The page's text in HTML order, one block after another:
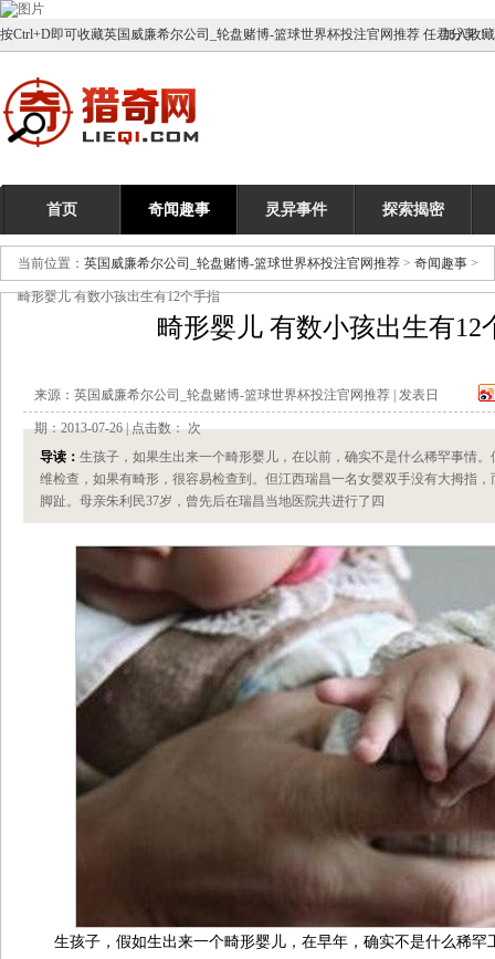
按Ctrl+D即可收藏英国威廉希尔公司_轮盘赌博-篮球世界杯投注官网推荐 任君分享！
加入收藏
首页 奇闻趣事 灵异事件 探索揭密
当前位置： 英国威廉希尔公司_轮盘赌博-篮球世界杯投注官网推荐 > 奇闻趣事 >
畸形婴儿 有数小孩出生有12个手指
畸形婴儿 有数小孩出生有12
来源：英国威廉希尔公司_轮盘赌博-篮球世界杯投注官网推荐 | 发表日
期：2013-07-26 | 点击数：次
导读： 生孩子，如果生出来一个畸形婴儿，在以前，确实不是什么稀罕事情
维检查，如果有畸形，很容易检查到。但江西瑞昌一名女婴双手没有大拇指
脚趾。母亲朱利民37岁，曾先后在瑞昌当地医院共进行了四
生孩子，假如生出来一个畸形婴儿，在早年，确实不是什么稀罕